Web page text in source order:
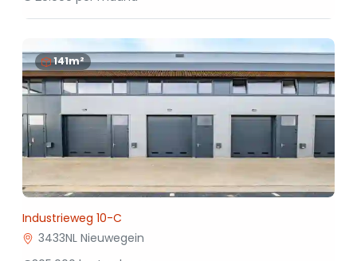
141m²
Industrieweg 10-C
3433NL Nieuwegein